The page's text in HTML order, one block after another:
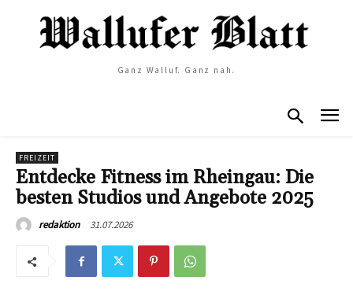
Ganz Walluf. Ganz nah.
FREIZEIT
Entdecke Fitness im Rheingau: Die
besten Studios und Angebote 2025
redaktion 31.07.2026